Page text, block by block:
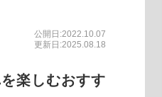
公開日:2022.10.07
更新日:2025.08.18
楽しむおすす